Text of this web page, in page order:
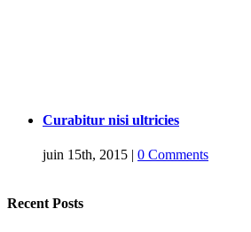
Curabitur nisi ultricies
juin 15th, 2015 | 0 Comments
Recent Posts